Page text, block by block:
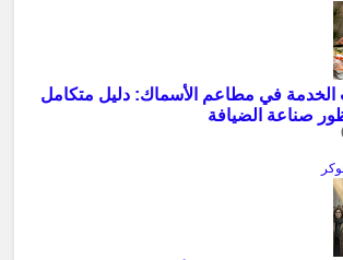
الخدمة في مطاعم الأسماك: دليل متكامل
صناعة الضيافة